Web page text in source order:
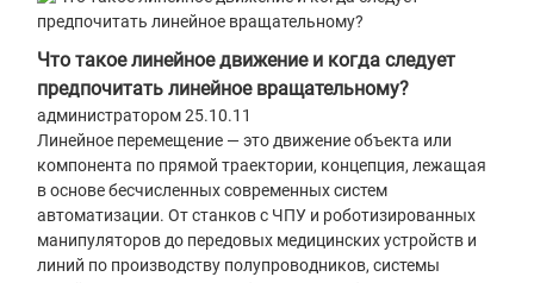
Что такое линейное движение и когда следует
предпочитать линейное вращательному?
администратором 25.10.11
Линейное перемещение — это движение объекта или
компонента по прямой траектории, концепция, лежащая
в основе бесчисленных современных систем
автоматизации. От станков с ЧПУ и роботизированных
манипуляторов до передовых медицинских устройств и
линий по производству полупроводников, системы